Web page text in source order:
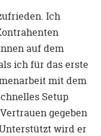
Ich
auf dem
ich für das erste
mit dem
Setup
gegeben
wird er